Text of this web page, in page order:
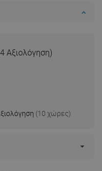
Αξιολόγηση)
(10 χώρες)